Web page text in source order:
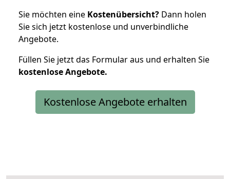
Sie möchten eine Kostenübersicht? Dann holen
Sie sich jetzt kostenlose und unverbindliche
Angebote.
Füllen Sie jetzt das Formular aus und erhalten Sie
kostenloseAngebote.
Kostenlose Angebote erhalten